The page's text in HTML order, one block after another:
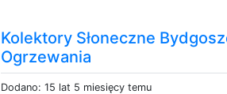
Kolektory Słoneczne
Ogrzewania
Dodano: 15 lat 5 miesięcy temu